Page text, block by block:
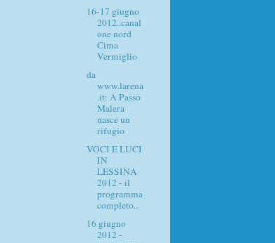
16-17 giugno
2012..canal
one nord
Cima
Vermiglio
da
www.larena
.it: A Passo
Malera
nasce un
rifugio
VOCI E LUCI
IN
LESSINA
2012 - il
programma
completo..
16 giugno
2012 -